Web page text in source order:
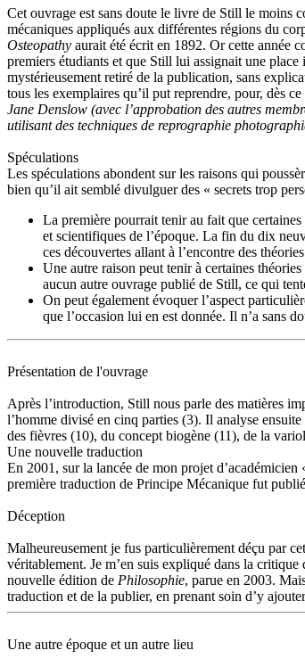
Cet ouvrage est sans doute le livre de Still le moins
mécaniques appliqués aux différentes régions du
Osteopathy aurait été écrit en 1892. Or cette année
premiers étudiants et que Still lui assignait une
mystérieusement retiré de la publication, sans
tous les exemplaires qu’il put reprendre, pour, dès
Jane Denslow (avec l’approbation des autres
utilisant des techniques de reprographie
Spéculations
Les spéculations abondent sur les raisons qui
bien qu’il ait semblé divulguer des « secrets trop
La première pourrait tenir au fait que
et scientifiques de l’époque. La fin du dix
ces découvertes allant à l’encontre des
Une autre raison peut tenir à certaines
aucun autre ouvrage publié de Still, ce qui
On peut également évoquer l’aspect
que l’occasion lui en est donnée. Il n’a sans
Présentation de l'ouvrage
Après l’introduction, Still nous parle des matières
l’homme divisé en cinq parties (3). Il analyse
des fièvres (10), du concept biogène (11), de la
Une nouvelle traduction
En 2001, sur la lancée de mon projet
première traduction de Principe Mécanique fut
Déception
Malheureusement je fus particulièrement déçu par
véritablement. Je m’en suis expliqué dans la
nouvelle édition de Philosophie, parue en 2003.
traduction et de la publier, en prenant soin d’y
Une autre époque et un autre lieu